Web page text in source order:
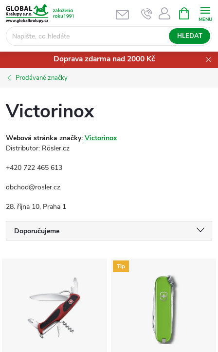
Přejít
na
obsah
HLEDAT
NÁKUPNÍ
KOŠÍK
Doprava zdarma nad 2000 Kč
Prodávané značky
Victorinox
Webová stránka značky: Victorinox
Distributor: Rösler.cz
+420 722 465 613
obchod@rosler.cz
28. října 10, Praha 1
Ř
Doporučujeme
Nejprodávanější
Tip